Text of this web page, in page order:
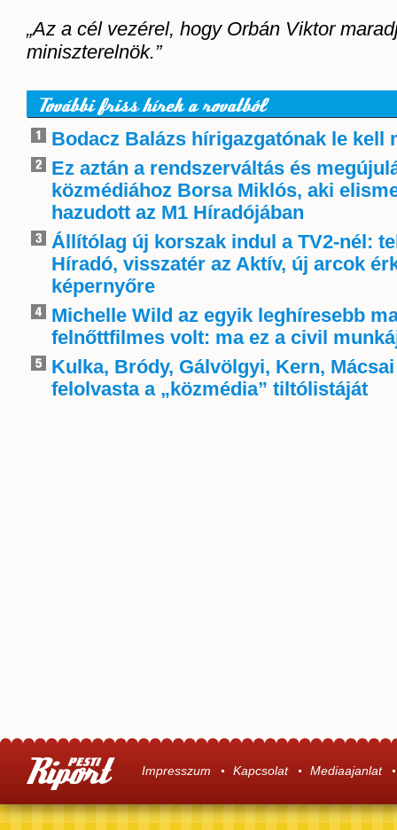
„Az a cél vezérel, hogy Orbán Viktor
miniszterelnök.”
További friss hírek a rovatból
Bodacz Balázs hírigazgatónak le kell
Ez aztán a rendszerváltás és
közmédiához Borsa Miklós, aki
hazudott az M1 Híradójában
Állítólag új korszak indul a TV2-nél:
Híradó, visszatér az Aktív, új arcok
képernyőre
Michelle Wild az egyik leghíresebb
felnőttfilmes volt: ma ez a civil
Kulka, Bródy, Gálvölgyi, Kern,
felolvasta a „közmédia” tiltólistáját
Impresszum Kapcsolat Mediaajanlat